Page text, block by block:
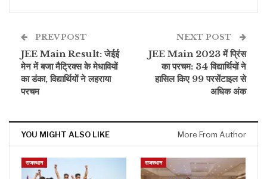
PREV POST
JEE Main Result: जेईई
मेन में बजा मैट्रिक्स के मेधावियों
का डंका, विद्यार्थियों ने लहराया
परचम
NEXT POST
JEE Main 2023 में प्रिंस
का परचम: 34 विद्यार्थियों ने
हासिल किए 99 परसेंटाइल से
अधिक अंक
YOU MIGHT ALSO LIKE More From Author
राजस्थान राजस्थान